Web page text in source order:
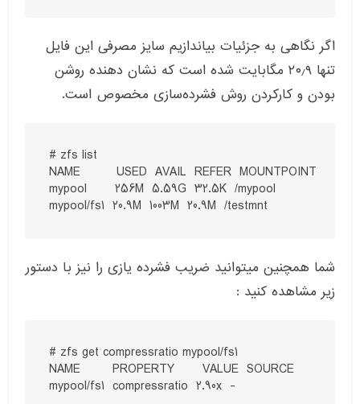
اگر نگاهی به جزئیات بیاندازیم سایز مصرفی این فایل
تنها ۲۰٫۹ مگابایت شده است که نشان دهنده روشن
بودن و کارکردن روش فشرده‌سازی مخصوص است.
# zfs list
NAME         USED  AVAIL  REFER  MOUNTPOINT
mypool       256M  5.59G  32.5K  /mypool
شما همچنین میتوانید ضریب فشرده یازی را نیز با دستور
زیر مشاهده کنید :
# zfs get compressratio mypool/fs1
NAME        PROPERTY       VALUE  SOURCE
mypool/fs1  compressratio  2.90x  -